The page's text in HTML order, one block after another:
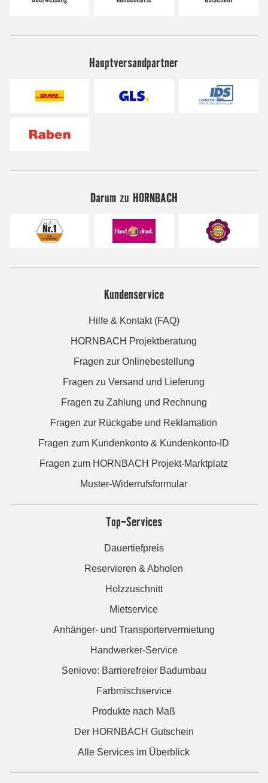
Hauptversandpartner
Darum zu HORNBACH
Kundenservice
Hilfe & Kontakt (FAQ)
HORNBACH Projektberatung
Fragen zur Onlinebestellung
Fragen zu Versand und Lieferung
Fragen zu Zahlung und Rechnung
Fragen zur Rückgabe und Reklamation
Fragen zum Kundenkonto & Kundenkonto-ID
Fragen zum HORNBACH Projekt-Marktplatz
Muster-Widerrufsformular
Top-Services
Dauertiefpreis
Reservieren & Abholen
Holzzuschnitt
Mietservice
Anhänger- und Transportervermietung
Handwerker-Service
Seniovo: Barrierefreier Badumbau
Farbmischservice
Produkte nach Maß
Der HORNBACH Gutschein
Alle Services im Überblick